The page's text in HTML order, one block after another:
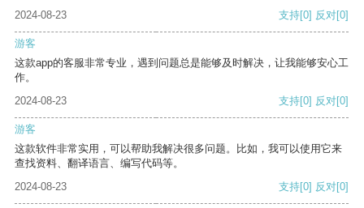
2024-08-23 支持[0] 反对[0]
游客
这款app的客服非常专业，遇到问题总是能够及时解决，让我能够安心工
作。
2024-08-23
支持[0] 反对[0]
游客
这款软件非常实用，可以帮助我解决很多问题。比如，我可以使用它来
查找资料、翻译语言、编写代码等。
2024-08-23
支持[0] 反对[0]